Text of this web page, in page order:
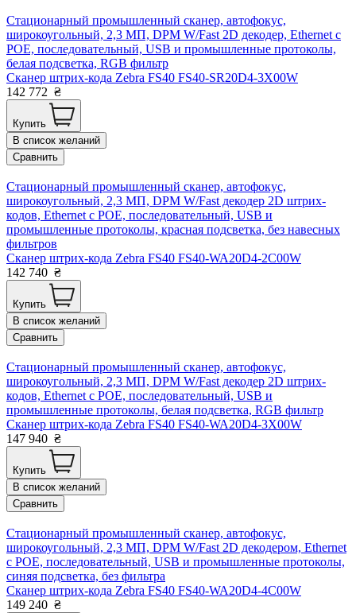
Стационарный промышленный сканер, автофокус,
широкоугольный, 2,3 МП, DPM W/Fast 2D декодер, Ethernet с
POE, последовательный, USB и промышленные протоколы,
белая подсветка, RGB фильтр
Сканер штрих-кода Zebra FS40 FS40-SR20D4-3X00W
142 772 ₴
Купить
В список желаний
Сравнить
Стационарный промышленный сканер, автофокус,
широкоугольный, 2,3 МП, DPM W/Fast декодер 2D штрих-
кодов, Ethernet с POE, последовательный, USB и
промышленные протоколы, красная подсветка, без навесных
фильтров
Сканер штрих-кода Zebra FS40 FS40-WA20D4-2C00W
142 740 ₴
Купить
В список желаний
Сравнить
Стационарный промышленный сканер, автофокус,
широкоугольный, 2,3 МП, DPM W/Fast декодер 2D штрих-
кодов, Ethernet с POE, последовательный, USB и
промышленные протоколы, белая подсветка, RGB фильтр
Сканер штрих-кода Zebra FS40 FS40-WA20D4-3X00W
147 940 ₴
Купить
В список желаний
Сравнить
Стационарный промышленный сканер, автофокус,
широкоугольный, 2,3 МП, DPM W/Fast 2D декодером, Ethernet
с POE, последовательный, USB и промышленные протоколы,
синяя подсветка, без фильтра
Сканер штрих-кода Zebra FS40 FS40-WA20D4-4C00W
149 240 ₴